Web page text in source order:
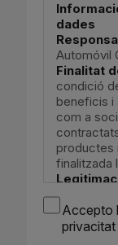
dades
Automóvil
Finalitat
condició
beneficis i
com a
productes
finalitzada
contracte,
exprés.
Drets:
Accepto
privacitat